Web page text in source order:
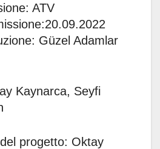
ATV
Güzel Adamlar
Kaynarca, Seyfi
progetto: Oktay